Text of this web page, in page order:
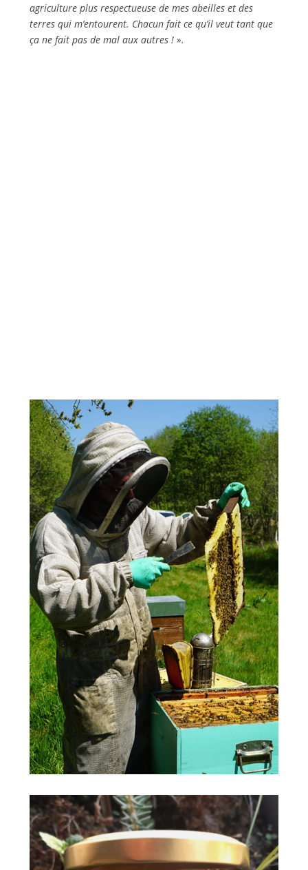
agriculture plus respectueuse de mes abeilles et des
terres qui m’entourent. Chacun fait ce qu’il veut tant que
ça ne fait pas de mal aux autres ! ».